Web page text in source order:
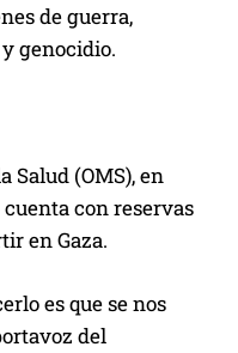
de guerra,
genocidio.
Salud (OMS), en
con reservas
en Gaza.
es que se nos
del